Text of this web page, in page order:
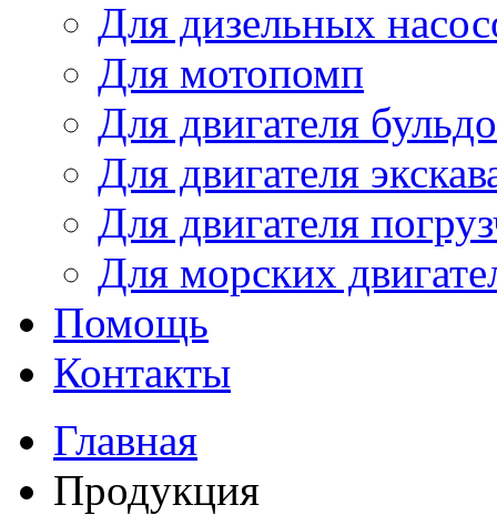
Для дизельных
Для мотопомп
Для двигателя
Для двигателя
Для двигателя
Для морских
Помощь
Контакты
Главная
Продукция